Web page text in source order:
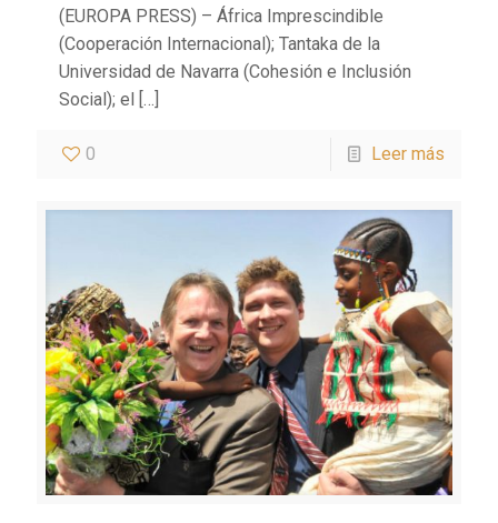
(EUROPA PRESS) – África Imprescindible
(Cooperación Internacional); Tantaka de la
Universidad de Navarra (Cohesión e Inclusión
Social); el
[…]
0 Leer más